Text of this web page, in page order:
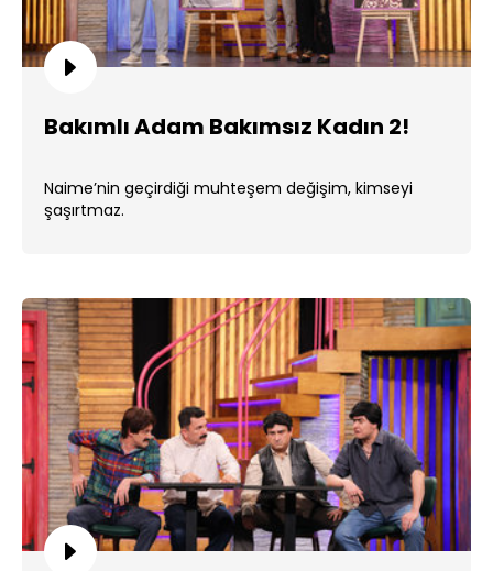
Bakımlı Adam Bakımsız Kadın 2!
Naime’nin geçirdiği muhteşem değişim, kimseyi
şaşırtmaz.